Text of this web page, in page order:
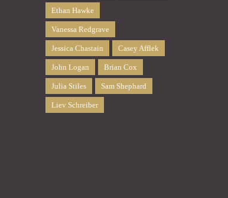
Ethan Hawke
Vanessa Redgrave
Jessica Chastain Casey Afflek
John Logan Brian Cox
Julia Stiles Sam Shephard
Liev Schreiber